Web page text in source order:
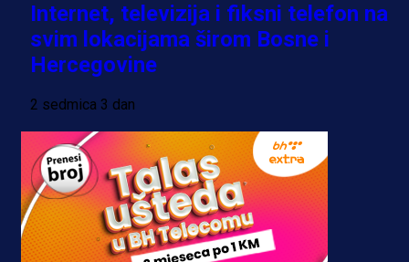
Internet, televizija i fiksni telefon na
svim lokacijama širom Bosne i
Hercegovine
2 sedmica 3 dan